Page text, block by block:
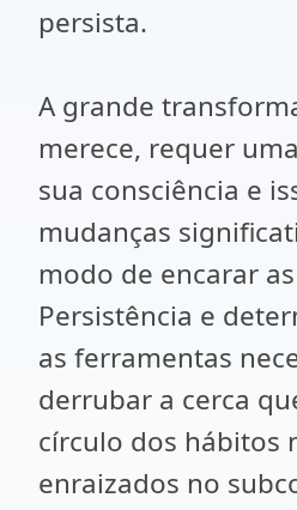
persista.
A grande
merece, requer
sua consciência e
mudanças
modo de encarar
Persistência e
as ferramentas
derrubar a cerca
círculo dos hábitos
enraizados no